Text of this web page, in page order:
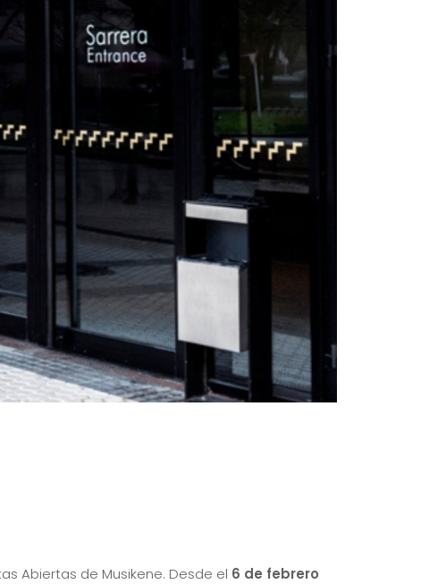
Abiertas de Musikene. Desde el 6 de febrero